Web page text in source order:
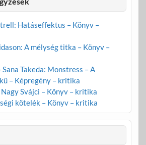
Hatáseffektus – Könyv –
A mélység titka – Könyv –
Takeda: Monstress – A
– Képregény – kritika
Nagy Svájci – Könyv – kritika
kötelék – Könyv – kritika